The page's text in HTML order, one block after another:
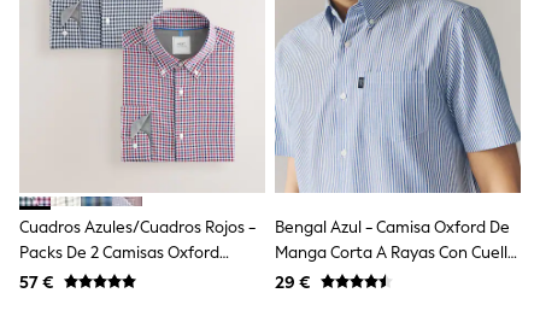
Shoes
Cardigans
Skirts
New In
Nighties
Pyjamas
Robes
Blanket Hoodies
All Bags & Accessories
New In
Bags
Cuadros Azules/cuadros Rojos -
Packs De 2 Camisas Oxford
Fáciles De Planchar
57 €
Bengal Azul - Camisa Oxford De
Manga Corta A Rayas Con Cuello
Abotonado Y Diseño De
29 €